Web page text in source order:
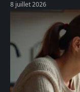
8 juillet 2026